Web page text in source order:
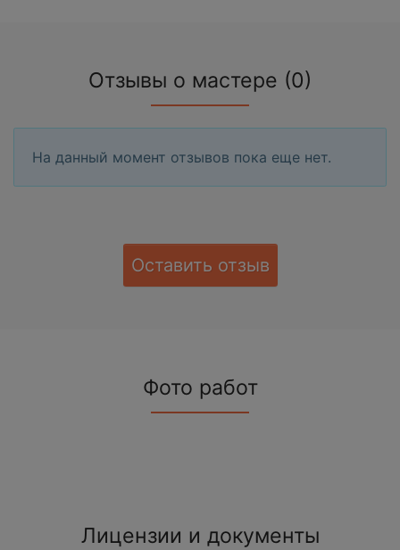
Отзывы о мастере (0)
На данный момент отзывов пока еще нет.
Оставить отзыв
Фото работ
Лицензии и документы